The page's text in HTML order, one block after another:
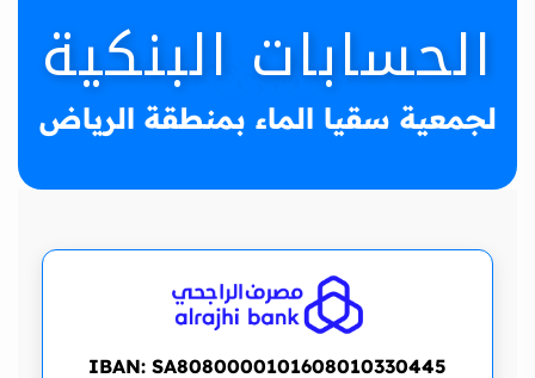
الحسابات البنكية
لجمعية سقيا الماء بمنطقة الرياض
IBAN: SA8080000101608010330445